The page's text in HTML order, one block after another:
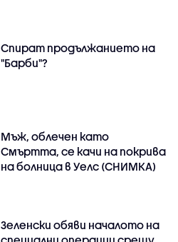
Спират продължанието на
"Барби"?
Мъж, облечен като
Смъртта, се качи на покрива
на болница в Уелс (СНИМКА)
Зеленски обяви началото на